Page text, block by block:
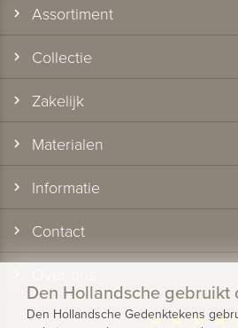
Assortiment
Collectie
Zakelijk
Materialen
Informatie
Contact
starstarstar star
Den Hollandsche gebruikt
Den Hollandsche Gedenktekens